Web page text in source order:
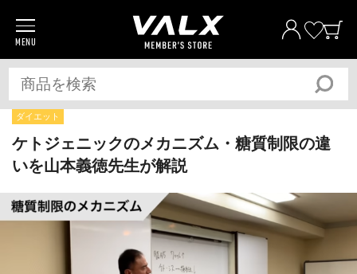
MENU
商品一覧
プロテイン
サプリメント
トレーニングギア/グッズ
アパレル
全ての商品
おトクおまとめ割
おトク
定期便
ダイエット
ケトジェニックのメカニズム・糖質制限の違
いを山本義徳先生が解説